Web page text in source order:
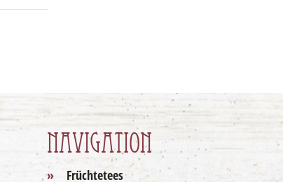
Navigation
Früchtetees